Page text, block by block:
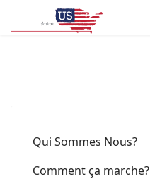
Qui Sommes Nous?
Comment ça marche?